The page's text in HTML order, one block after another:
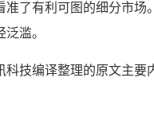
准了有利可图的细分市场
滥。
科技编译整理的原文主要